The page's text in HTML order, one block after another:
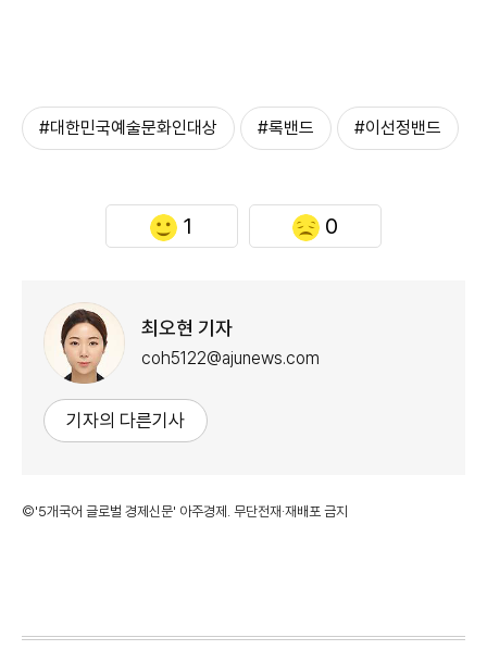
#대한민국예술문화인대상 #록밴드 #이선정밴드
1 0
최오현 기자
coh5122@ajunews.com
기자의 다른기사
©'5개국어 글로벌 경제신문' 아주경제. 무단전재·재배포 금지